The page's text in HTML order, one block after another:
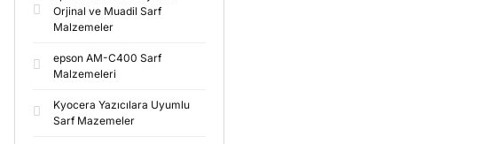
Orjinal ve Muadil Sarf
Malzemeler
epson AM-C400 Sarf
Malzemeleri
Kyocera Yazıcılara Uyumlu
Sarf Mazemeler